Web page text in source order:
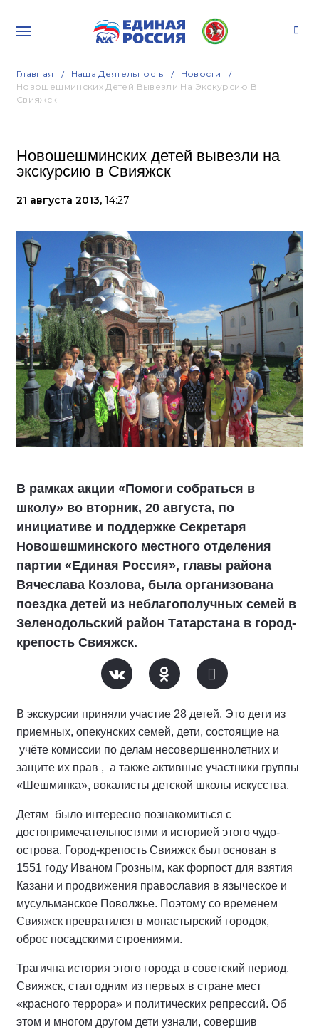
Главная Наша Деятельность
Новости
Новошешминских Детей Вывезли На Экскурсию В
Свияжск
Новошешминских детей вывезли на
экскурсию в Свияжск
21 августа 2013, 14:27
В рамках акции «Помоги собраться в
школу» во вторник, 20 августа, по
инициативе и поддержке Секретаря
Новошешминского местного отделения
партии «Единая Россия», главы района
Вячеслава Козлова, была организована
поездка детей из неблагополучных семей в
Зеленодольский район Татарстана в город-
крепость Свияжск.
В экскурсии приняли участие 28 детей. Это дети из
приемных, опекунских семей, дети, состоящие на
учёте комиссии по делам несовершеннолетних и
защите их прав , а также активные участники группы
«Шешминка», вокалисты детской школы искусства.
Детям было интересно познакомиться с
достопримечательностями и историей этого чудо-
острова. Город-крепость Свияжск был основан в
1551 году Иваном Грозным, как форпост для взятия
Казани и продвижения православия в языческое и
мусульманское Поволжье. Поэтому со временем
Свияжск превратился в монастырский городок,
оброс посадскими строениями.
Трагична история этого города в советский период.
Свияжск, стал одним из первых в стране мест
«красного террора» и политических репрессий. Об
этом и многом другом дети узнали, совершив